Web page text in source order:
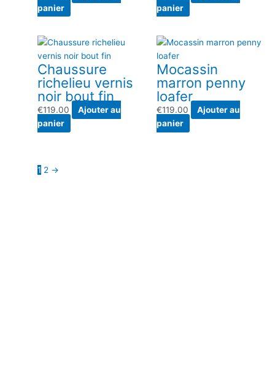
panier
panier
Chaussure
richelieu vernis
noir bout fin
€119.00
Ajouter au
panier
Mocassin
marron penny
loafer
€119.00
Ajouter au
panier
1 2 →